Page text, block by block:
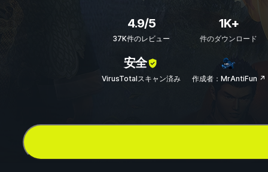
4.9/5
37K件のレビュー
1K+
件のダウンロード
安全
VirusTotalスキャン済み 作成者：MrAntiFun ↗